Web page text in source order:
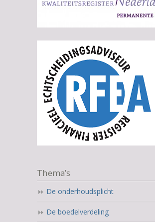
Thema’s
De onderhoudsplicht
De boedelverdeling